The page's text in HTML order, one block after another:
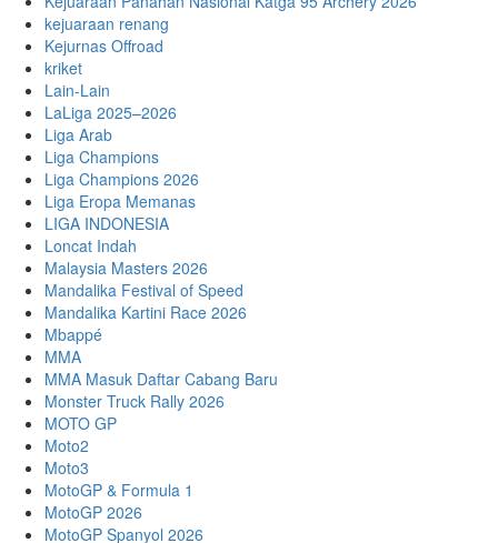
kejuaraan renang
Kejurnas Offroad
kriket
Lain-Lain
LaLiga 2025–2026
Liga Arab
Liga Champions
Liga Champions 2026
Liga Eropa Memanas
LIGA INDONESIA
Loncat Indah
Malaysia Masters 2026
Mandalika Festival of Speed
Mandalika Kartini Race 2026
Mbappé
MMA
MMA Masuk Daftar Cabang Baru
Monster Truck Rally 2026
MOTO GP
Moto2
Moto3
MotoGP & Formula 1
MotoGP 2026
MotoGP Spanyol 2026